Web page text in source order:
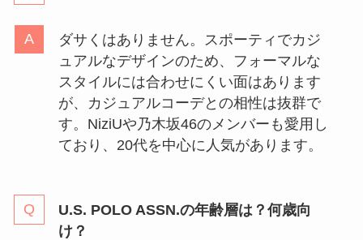
ダサくはありません。スポーティでカジ
ュアルなデザインのため、フォーマルな
スタイルには合わせにくい面はあります
が、カジュアルコーデとの相性は抜群で
す。NiziUや乃木坂46のメンバーも愛用し
ており、20代を中心に人気があります。
U.S. POLO ASSN.の年齢層は？何歳向
け？